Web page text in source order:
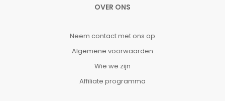
OVER ONS
Neem contact met ons op
Algemene voorwaarden
Wie we zijn
Affiliate programma